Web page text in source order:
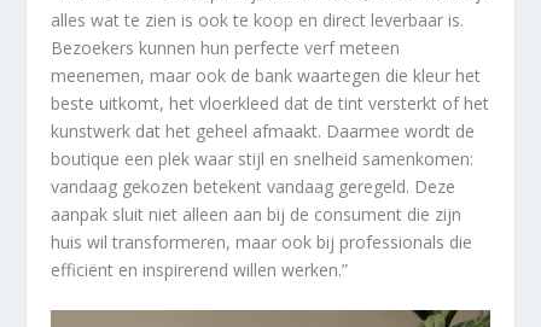
alles wat te zien is ook te koop en direct leverbaar is.
Bezoekers kunnen hun perfecte verf meteen
meenemen, maar ook de bank waartegen die kleur het
beste uitkomt, het vloerkleed dat de tint versterkt of het
kunstwerk dat het geheel afmaakt. Daarmee wordt de
boutique een plek waar stijl en snelheid samenkomen:
vandaag gekozen betekent vandaag geregeld. Deze
aanpak sluit niet alleen aan bij de consument die zijn
huis wil transformeren, maar ook bij professionals die
efficiënt en inspirerend willen werken.”